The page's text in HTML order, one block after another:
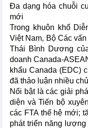
Đa dạng hóa chuỗi
mới
Trong khuôn khổ
Việt Nam, Bộ Các
Thái Bình Dương
doanh Canada-
khẩu Canada (EDC)
đã thảo luận nhiều
Nổi bật là các giải
diện và Tiến bộ
các FTA thế hệ mới;
phát triển năng